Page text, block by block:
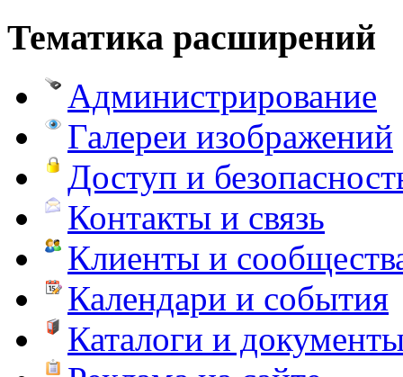
Тематика расширений
Администрирование
Галереи изображений
Доступ и
Контакты и связь
Клиенты и
Календари и события
Каталоги и